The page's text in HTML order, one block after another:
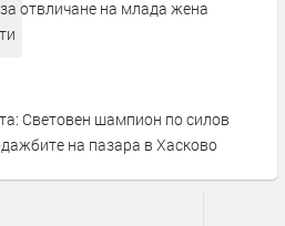
отвличане на млада жена
Световен шампион по силов
на пазара в Хасково